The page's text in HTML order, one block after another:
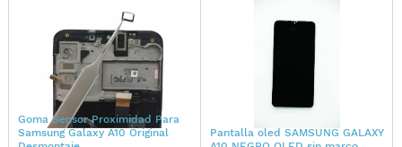
Goma Sensor Proximidad Para
Samsung Galaxy A10 Original
Pantalla oled SAMSUNG GALAXY